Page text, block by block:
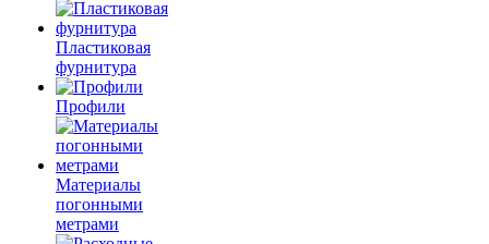
Пластиковая
фурнитура
Профили
Материалы
погонными
метрами